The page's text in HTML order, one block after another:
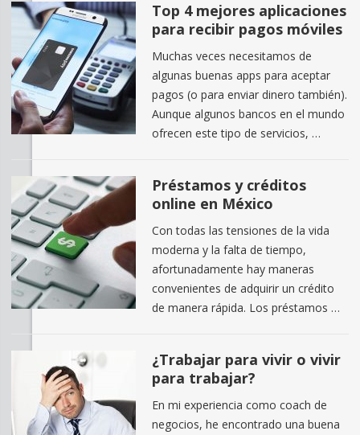
Top 4 mejores aplicaciones
para recibir pagos móviles
Muchas veces necesitamos de
algunas buenas apps para aceptar
pagos (o para enviar dinero también).
Aunque algunos bancos en el mundo
ofrecen este tipo de servicios, …
Préstamos y créditos
online en México
Con todas las tensiones de la vida
moderna y la falta de tiempo,
afortunadamente hay maneras
convenientes de adquirir un crédito
de manera rápida. Los préstamos …
¿Trabajar para vivir o vivir
para trabajar?
En mi experiencia como coach de
negocios, he encontrado una buena